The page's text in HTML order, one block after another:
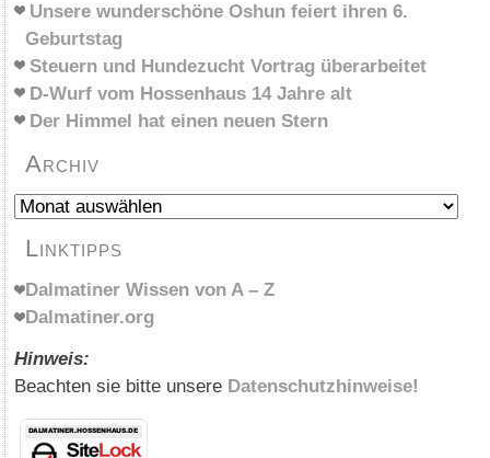
Unsere wunderschöne Oshun feiert ihren 6.
Geburtstag
Steuern und Hundezucht Vortrag überarbeitet
D-Wurf vom Hossenhaus 14 Jahre alt
Der Himmel hat einen neuen Stern
Archiv
Archiv
Linktipps
Dalmatiner Wissen von A – Z
Dalmatiner.org
Hinweis:
Beachten sie bitte unsere Datenschutzhinweise!